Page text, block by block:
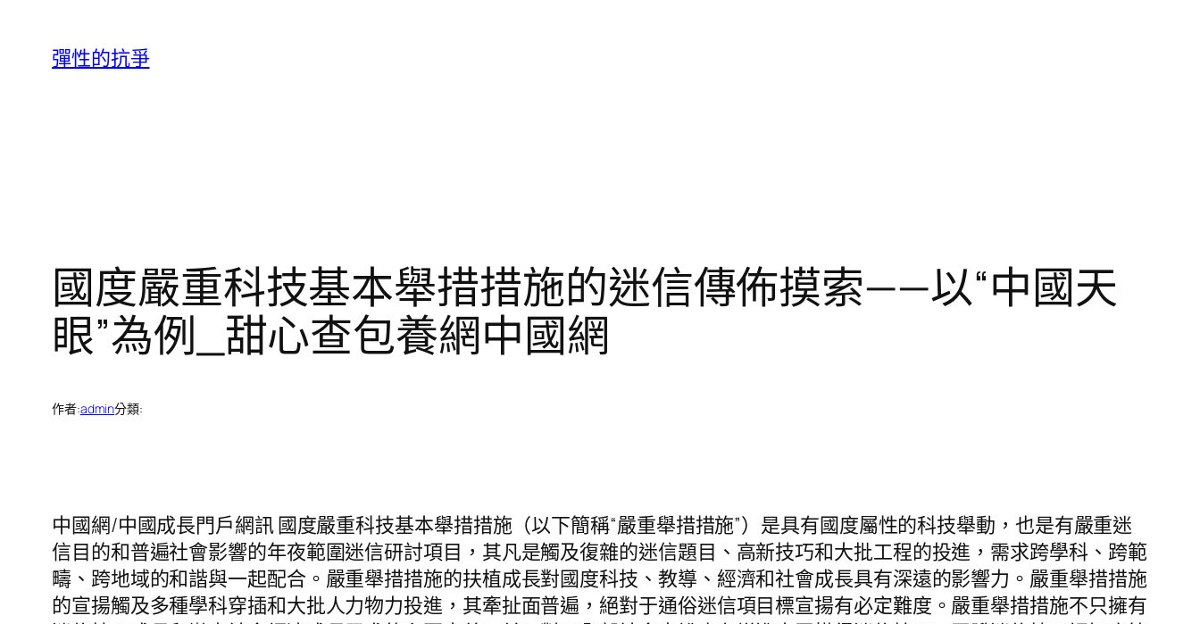
彈性的抗爭
國度嚴重科技基本舉措措施的迷信傳佈摸索——以“中國天
眼”為例_甜心查包養網中國網
作者:admin分類:
中國網/中國成長門戶網訊 國度嚴重科技基本舉措措施（以下簡稱“嚴重舉措措施”）是具有國度屬性的科技舉動，也是有嚴重迷
信目的和普遍社會影響的年夜範圍迷信研討項目，其凡是觸及復雜的迷信題目、高新技巧和大批工程的投進，需求跨學科、跨範
疇、跨地域的和諧與一起配合。嚴重舉措措施的扶植成長對國度科技、教導、經濟和社會成長具有深遠的影響力。嚴重舉措措施
的宣揚觸及多種學科穿插和大批人力物力投進，其牽扯面普遍，絕對于通俗迷信項目標宣揚有必定難度。嚴重舉措措施不只擁有